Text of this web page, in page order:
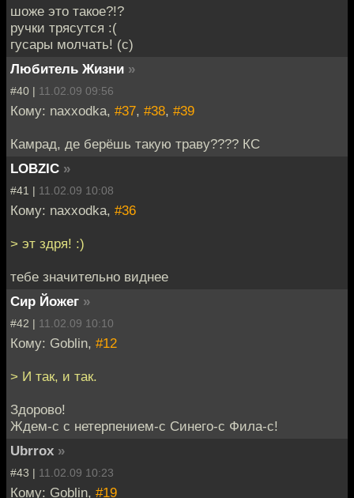
шоже это такое?!?
ручки трясутся :(
гусары молчать! (с)
Любитель Жизни »
#40 | 11.02.09 09:56
Кому: naxxodka, #37, #38, #39
Камрад, де берёшь такую траву???? КС
LOBZIC »
#41 | 11.02.09 10:08
Кому: naxxodka, #36
> эт здря! :)
тебе значительно виднее
Сир Йожег »
#42 | 11.02.09 10:10
Кому: Goblin, #12
> И так, и так.
Здорово!
Ждем-с с нетерпением-с Синего-с Фила-с!
Ubrrox »
#43 | 11.02.09 10:23
Кому: Goblin, #19